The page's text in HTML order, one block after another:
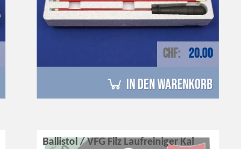
CHF 20.00
in den Warenkorb
Ballistol / VFG Filz Laufreiniger Kal